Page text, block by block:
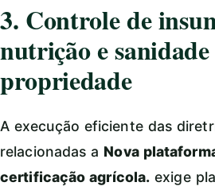
3. Controle de
nutrição e
propriedade
A execução eficiente das
relacionadas a Nova
certificação agrícola. exige